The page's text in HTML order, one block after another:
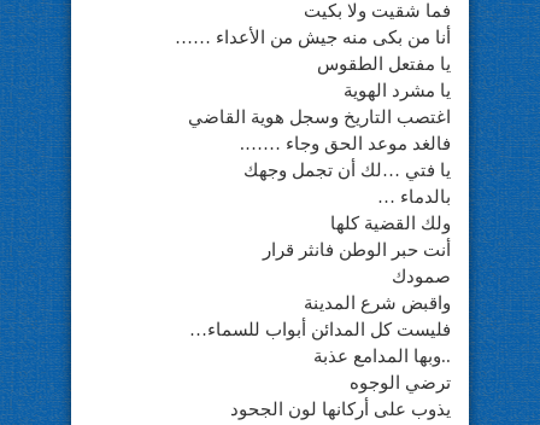
فما شقيت ولا بكيت
أنا من بكى منه جيش من الأعداء ……
يا مفتعل الطقوس
يا مشرد الهوية
اغتصب التاريخ وسجل هوية القاضي
فالغد موعد الحق وجاء …….
يا فتي …لك أن تجمل وجهك
بالدماء …
ولك القضية كلها
أنت حبر الوطن فانثر قرار
صمودك
واقبض شرع المدينة
فليست كل المدائن أبواب للسماء…
..وبها المدامع عذبة
ترضي الوجوه
يذوب على أركانها لون الجحود